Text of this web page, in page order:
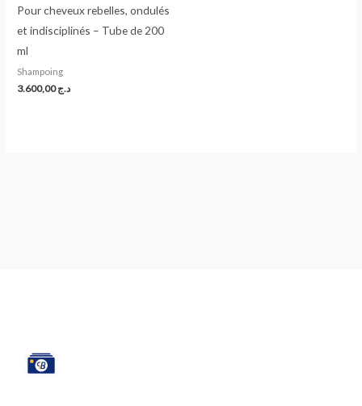
Pour cheveux rebelles, ondulés
et indisciplinés – Tube de 200
ml
Shampoing
د.ج3.600,00